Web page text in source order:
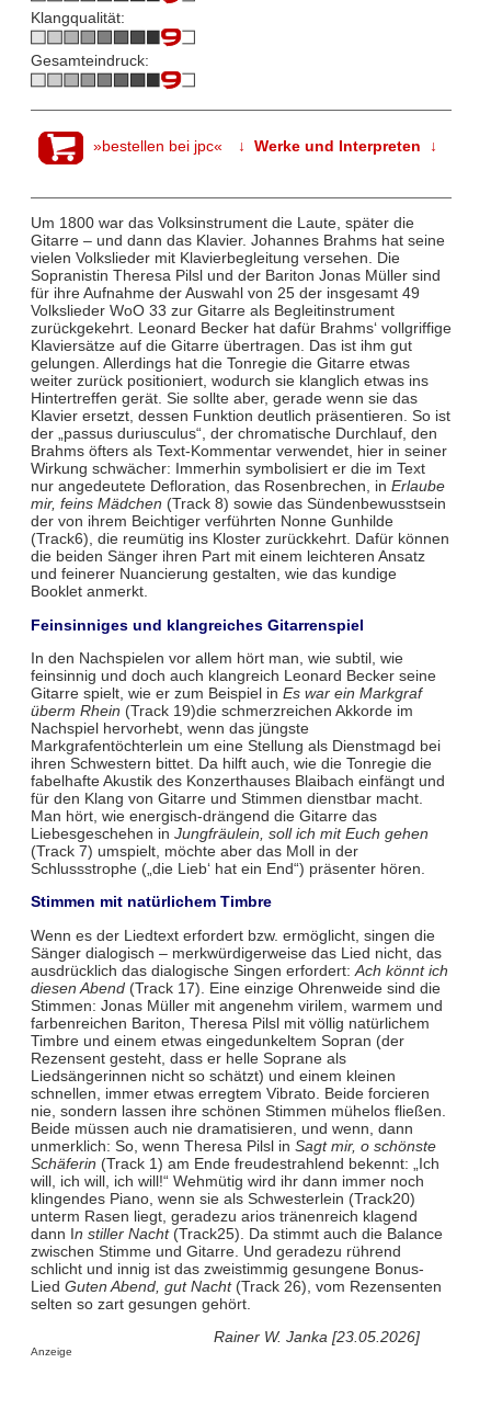
Klangqualität:
Gesamteindruck:
»bestellen bei jpc« ↓ Werke und Interpreten ↓
Um 1800 war das Volksinstrument die Laute, später die
Gitarre – und dann das Klavier. Johannes Brahms hat seine
vielen Volkslieder mit Klavierbegleitung versehen. Die
Sopranistin Theresa Pilsl und der Bariton Jonas Müller sind
für ihre Aufnahme der Auswahl von 25 der insgesamt 49
Volkslieder WoO 33 zur Gitarre als Begleitinstrument
zurückgekehrt. Leonard Becker hat dafür Brahms‘ vollgriffige
Klaviersätze auf die Gitarre übertragen. Das ist ihm gut
gelungen. Allerdings hat die Tonregie die Gitarre etwas
weiter zurück positioniert, wodurch sie klanglich etwas ins
Hintertreffen gerät. Sie sollte aber, gerade wenn sie das
Klavier ersetzt, dessen Funktion deutlich präsentieren. So ist
der „passus duriusculus“, der chromatische Durchlauf, den
Brahms öfters als Text-Kommentar verwendet, hier in seiner
Wirkung schwächer: Immerhin symbolisiert er die im Text
nur angedeutete Defloration, das Rosenbrechen, in Erlaube
mir, feins Mädchen (Track 8) sowie das Sündenbewusstsein
der von ihrem Beichtiger verführten Nonne Gunhilde
(Track6), die reumütig ins Kloster zurückkehrt. Dafür können
die beiden Sänger ihren Part mit einem leichteren Ansatz
und feinerer Nuancierung gestalten, wie das kundige
Booklet anmerkt.
Feinsinniges und klangreiches Gitarrenspiel
In den Nachspielen vor allem hört man, wie subtil, wie
feinsinnig und doch auch klangreich Leonard Becker seine
Gitarre spielt, wie er zum Beispiel in Es war ein Markgraf
überm Rhein (Track 19)die schmerzreichen Akkorde im
Nachspiel hervorhebt, wenn das jüngste
Markgrafentöchterlein um eine Stellung als Dienstmagd bei
ihren Schwestern bittet. Da hilft auch, wie die Tonregie die
fabelhafte Akustik des Konzerthauses Blaibach einfängt und
für den Klang von Gitarre und Stimmen dienstbar macht.
Man hört, wie energisch-drängend die Gitarre das
Liebesgeschehen in Jungfräulein, soll ich mit Euch gehen
(Track 7) umspielt, möchte aber das Moll in der
Schlussstrophe („die Lieb‘ hat ein End“) präsenter hören.
Stimmen mit natürlichem Timbre
Wenn es der Liedtext erfordert bzw. ermöglicht, singen die
Sänger dialogisch – merkwürdigerweise das Lied nicht, das
ausdrücklich das dialogische Singen erfordert: Ach könnt ich
diesen Abend(Track 17). Eine einzige Ohrenweide sind die
Stimmen: Jonas Müller mit angenehm virilem, warmem und
farbenreichen Bariton, Theresa Pilsl mit völlig natürlichem
Timbre und einem etwas eingedunkeltem Sopran (der
Rezensent gesteht, dass er helle Soprane als
Liedsängerinnen nicht so schätzt) und einem kleinen
schnellen, immer etwas erregtem Vibrato. Beide forcieren
nie, sondern lassen ihre schönen Stimmen mühelos fließen.
Beide müssen auch nie dramatisieren, und wenn, dann
unmerklich: So, wenn Theresa Pilsl in Sagt mir, o schönste
Schäferin (Track 1) am Ende freudestrahlend bekennt: „Ich
will, ich will, ich will!“ Wehmütig wird ihr dann immer noch
klingendes Piano, wenn sie als Schwesterlein (Track20)
unterm Rasen liegt, geradezu arios tränenreich klagend
dann In stiller Nacht(Track25). Da stimmt auch die Balance
zwischen Stimme und Gitarre. Und geradezu rührend
schlicht und innig ist das zweistimmig gesungene Bonus-
Lied Guten Abend, gut Nacht(Track 26), vom Rezensenten
selten so zart gesungen gehört.
Rainer W. Janka [23.05.2026]
Anzeige